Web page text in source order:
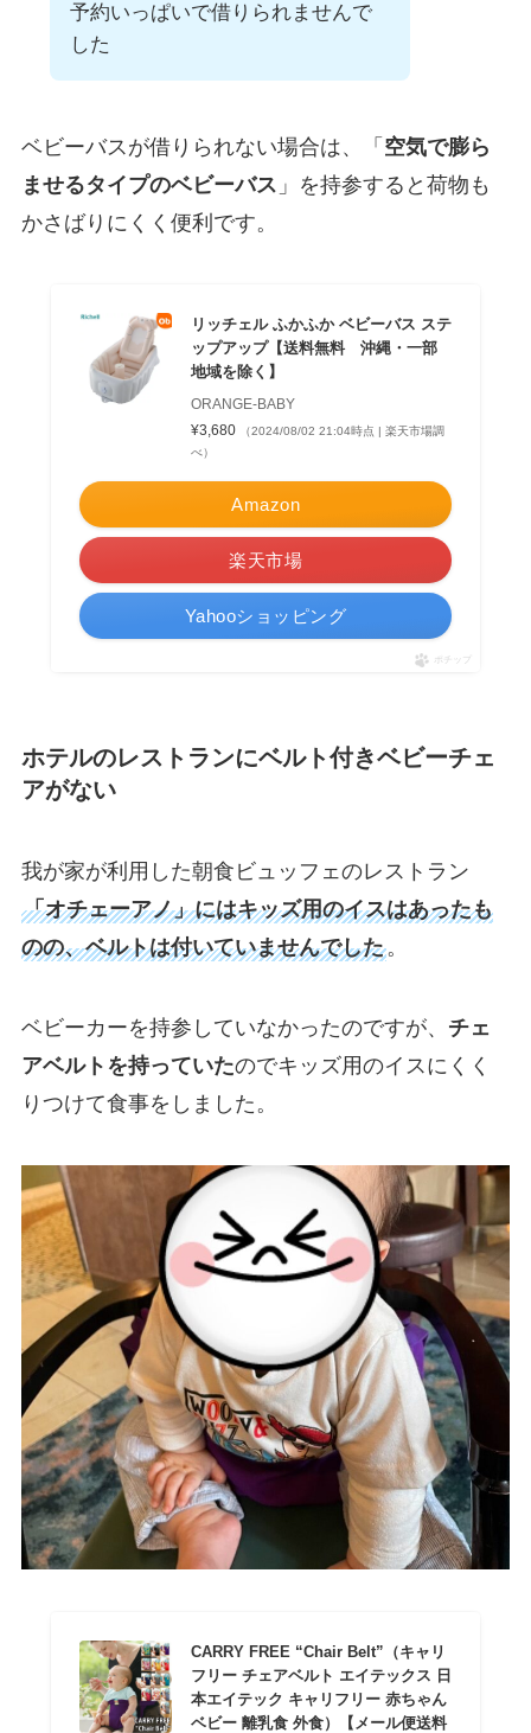
予約いっぱいで借りられませんで
した
ベビーバスが借りられない場合は、「 空気で膨ら
ませるタイプのベビーバス 」を持参すると荷物も
かさばりにくく便利です。
リッチェル ふかふか ベビーバス ステ
ップアップ【送料無料 沖縄・一部
地域を除く】
ORANGE-BABY
¥3,680
（2024/08/02 21:04時点 | 楽天市場調
べ）
Amazon
楽天市場
Yahooショッピング
ポチップ
ホテルのレストランにベルト付きベビーチェ
アがない
我が家が利用した朝食ビュッフェのレストラン
「オチェーアノ」にはキッズ用のイスはあったも
のの、ベルトは付いていませんでした。
ベビーカーを持参していなかったのですが、 チェ
アベルトを持っていたのでキッズ用のイスにくく
りつけて食事をしました。
CARRY FREE “Chair Belt”（キャリ
フリー チェアベルト エイテックス 日
本エイテック キャリフリー 赤ちゃん
ベビー 離乳食 外食）【メール便送料